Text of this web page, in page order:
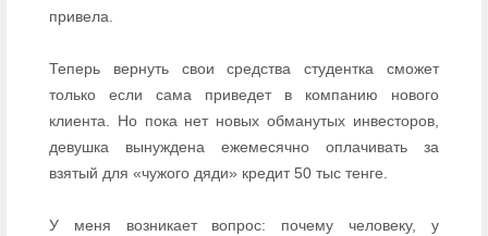
привела.
Теперь вернуть свои средства студентка сможет
только если сама приведет в компанию нового
клиента. Но пока нет новых обманутых инвесторов,
девушка вынуждена ежемесячно оплачивать за
взятый для «чужого дяди» кредит 50 тыс тенге.
У меня возникает вопрос: почему человеку, у